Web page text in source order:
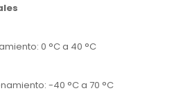
0 °C a 40 °C
-40 °C a 70 °C